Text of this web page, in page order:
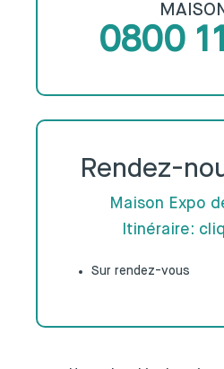
0800
Rendez-
Maison Expo
Itinéraire:
Sur rendez-vous